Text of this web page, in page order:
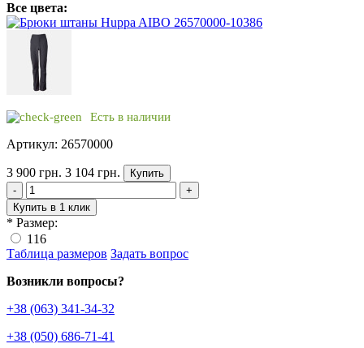
Все цвета:
Есть в наличии
Артикул: 26570000
3 900 грн. 3 104 грн.
Купить
-
+
Купить в 1 клик
* Размер:
116
Таблица размеров Задать вопрос
Возникли вопросы?
+38 (063) 341-34-32
+38 (050) 686-71-41